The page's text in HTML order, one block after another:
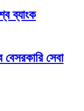
ব্যাংক
সেবা